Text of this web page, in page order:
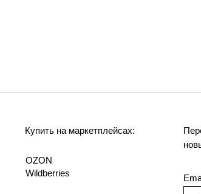
Купить на маркетплейсах:
Wildberries
OZON